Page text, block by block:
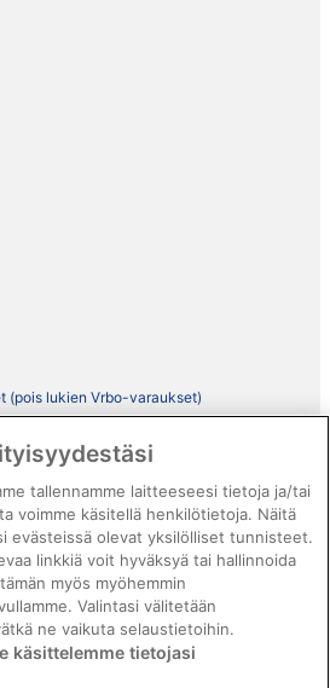
(pois lukien Vrbo-varaukset)
ehdot
yhteyttä
tekeminen sisällöstä
tallennamme laitteeseesi tietoja ja/tai
voimme käsitellä henkilötietoja. Näitä
evästeissä olevat yksilölliset tunnisteet.
linkkiä voit hyväksyä tai hallinnoida
myös myöhemmin
Valintasi välitetään
ne vaikuta selaustietoihin.
käsittelemme tietojasi